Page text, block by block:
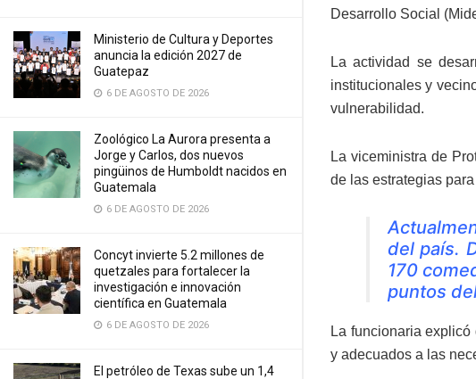
Ministerio de Cultura y Deportes
anuncia la edición 2027 de
Guatepaz
6 DE AGOSTO DE 2026
Zoológico La Aurora presenta a
Jorge y Carlos, dos nuevos
pingüinos de Humboldt nacidos en
Guatemala
6 DE AGOSTO DE 2026
Concyt invierte 5.2 millones de
quetzales para fortalecer la
investigación e innovación
científica en Guatemala
6 DE AGOSTO DE 2026
El petróleo de Texas sube un 1,4
Desarrollo Social
La actividad se
institucionales y
vulnerabilidad.
La viceministra de
de las estrategias
del país.
170
puntos
La funcionaria
y adecuados a las